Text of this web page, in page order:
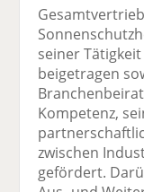
seiner
beigetragen
Kompetenz,
zwischen
gefördert.